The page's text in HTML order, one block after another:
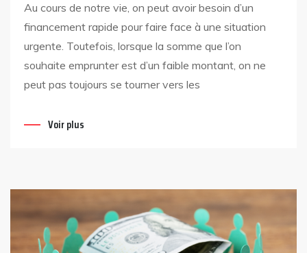
Au cours de notre vie, on peut avoir besoin d’un
financement rapide pour faire face à une situation
urgente. Toutefois, lorsque la somme que l’on
souhaite emprunter est d’un faible montant, on ne
peut pas toujours se tourner vers les
Voir plus